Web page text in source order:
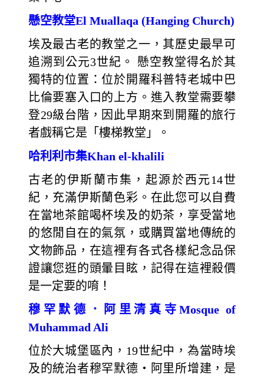
懸空教堂El Muallaqa (Hanging Church)
埃及最古老的教堂之一，其歷史最早可
追溯到公元3世紀。 懸空教堂得名於其
獨特的位置：位於開羅科普特老城中巴
比倫要塞入口的上方。進入教堂需要攀
登29級台階，因此早期來到開羅的旅行
者戲稱它是「樓梯教堂」。
哈利利市集Khan el-khalili
古老的伊斯蘭市集，起源於西元14世
紀，充滿伊斯蘭色彩。在此您可以自費
在當地茶館喝杯埃及的奶茶，享受當地
的悠閒自在的氣氛，或購買當地傳統的
文物飾品，在這裡有各式各樣紀念品保
證讓您逛的頭暈目眩，記得在這裡殺價
是一定要的唷！
穆罕默德．阿里清真寺Mosque of
Muhammad Ali
位於大城堡區內，19世紀中，為當時埃
及的統治者穆罕默德‧阿里所增建，是